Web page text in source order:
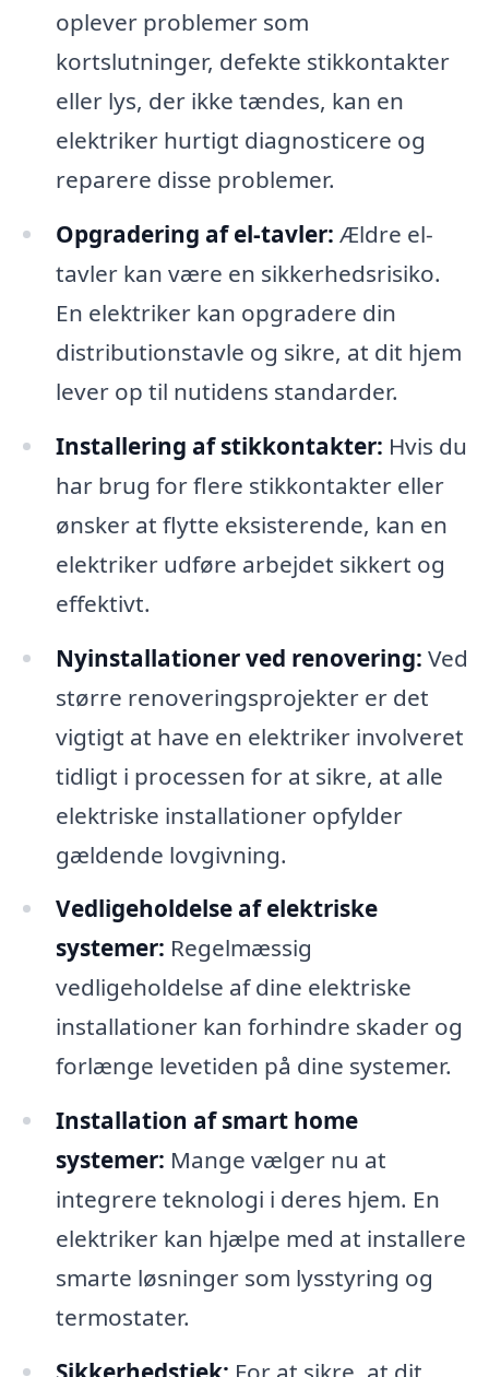
oplever problemer som
kortslutninger, defekte stikkontakter
eller lys, der ikke tændes, kan en
elektriker hurtigt diagnosticere og
reparere disse problemer.
Opgradering af el-tavler: Ældre el-
tavler kan være en sikkerhedsrisiko.
En elektriker kan opgradere din
distributionstavle og sikre, at dit hjem
lever op til nutidens standarder.
Installering af stikkontakter: Hvis du
har brug for flere stikkontakter eller
ønsker at flytte eksisterende, kan en
elektriker udføre arbejdet sikkert og
effektivt.
Nyinstallationer ved renovering: Ved
større renoveringsprojekter er det
vigtigt at have en elektriker involveret
tidligt i processen for at sikre, at alle
elektriske installationer opfylder
gældende lovgivning.
Vedligeholdelse af elektriske
systemer: Regelmæssig
vedligeholdelse af dine elektriske
installationer kan forhindre skader og
forlænge levetiden på dine systemer.
Installation af smart home
systemer: Mange vælger nu at
integrere teknologi i deres hjem. En
elektriker kan hjælpe med at installere
smarte løsninger som lysstyring og
termostater.